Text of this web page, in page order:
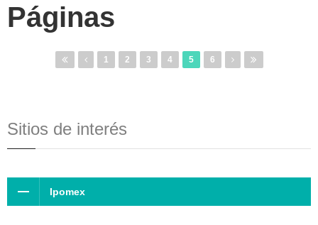
Páginas
1 2 3 4 5 6
Sitios de interés
Ipomex